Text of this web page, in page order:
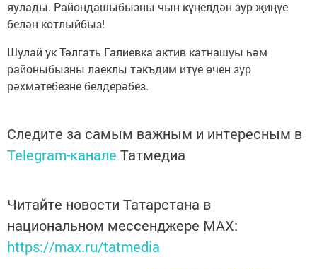
яулады. Райондашыбызны чын күңелдән зур җиңүе
белән котлыйбыз!
Шулай ук Тәлгать Галиевка актив катнашуы һәм
районыбызны лаеклы тәкъдим итүе өчен зур
рәхмәтебезне белдерәбез.
Следите за самым важным и интересным в
Telegram-канале Татмедиа
Читайте новости Татарстана в
национальном мессенджере MАХ:
https://max.ru/tatmedia